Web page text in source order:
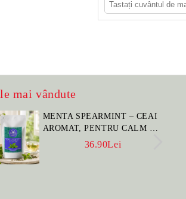
mai vândute
MENTA SPEARMINT – CEAI
AROMAT, PENTRU CALM ȘI
BENEFIC PENTRU
36.90Lei